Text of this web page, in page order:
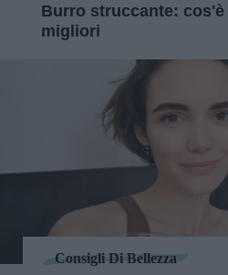
Burro struccante: cos'è
migliori
Consigli Di Bellezza